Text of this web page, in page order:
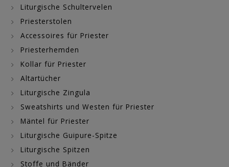
Liturgische Schultervelen
Priesterstolen
Accessoires für Priester
Priesterhemden
Kollar für Priester
Altartücher
Liturgische Zingula
Sweatshirts und Westen für Priester
Mäntel für Priester
Liturgische Guipure-Spitze
Liturgische Spitzen
Stoffe und Bänder